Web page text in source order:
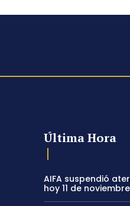
Última Hora
AIFA suspendió
hoy 11 de